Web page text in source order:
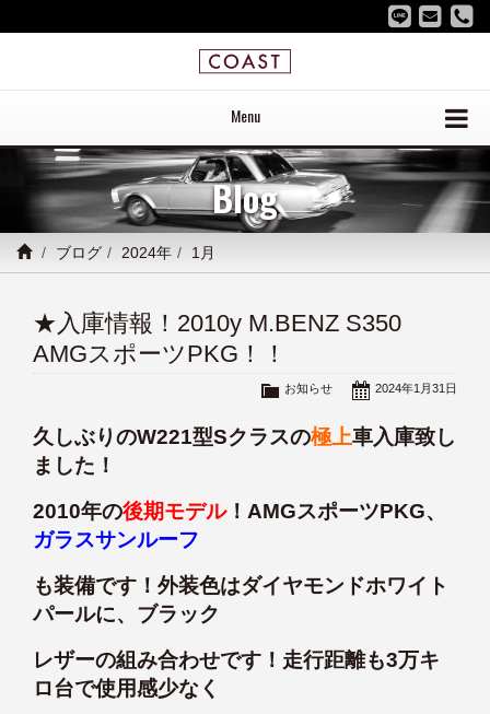
Menu
Blog
ブログ 2024年 1月
★入庫情報！2010y M.BENZ S350
AMGスポーツPKG！！
2024年1月31日
お知らせ
久しぶりのW221型Sクラスの極上車入庫致し
ました！
2010年の後期モデル！AMGスポーツPKG、
ガラスサンルーフ
も装備です！外装色はダイヤモンドホワイト
パールに、ブラック
レザーの組み合わせです！走行距離も3万キ
ロ台で使用感少なく